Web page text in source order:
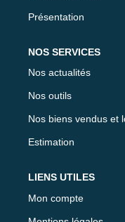
Présentation
NOS SERVICES
Nos actualités
Nos outils
Nos biens vendus et
Estimation
LIENS UTILES
Mon compte